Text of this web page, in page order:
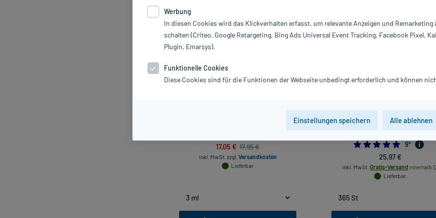
Sortieren
Bio-H-Tin Stärkendes Nagel-Serum, 3.3 ml
17,05 € 17,95 €
inkl. MwSt. zzgl. Versandkosten
Lieferbar
Vitamaze Biotin+Zink+Selen
St
5.0
9*
25,97 €
inkl. MwSt. Gratis-Versand innerhalb D.
Lieferbar
Werbung
In diesen Cookies wird das Klickverhalten erfasst, um relevante Anzeigen und Remarketing
schalten (Criteo, Google Retargeting, Bing Ads Universal Event Tracking, Facebook Pixel,
Plugin, Emarsys).
Funktionelle Cookies
Diese Cookies sind für die Funktionen der Webseite unbedingt erforderlich und können
Einstellungen speichern Alle ablehnen